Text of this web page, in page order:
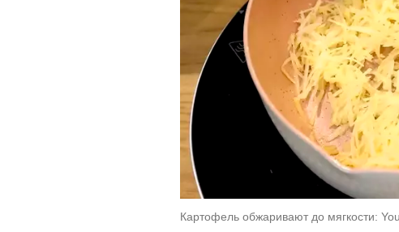
Картофель обжаривают до мягкости: